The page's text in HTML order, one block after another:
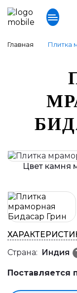
Главная Плитка
Цвет камня
Страна: Индия
Поставляется